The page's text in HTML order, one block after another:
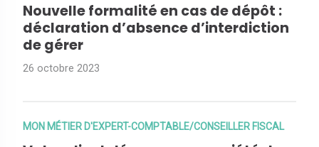
Nouvelle formalité en cas de dépôt :
déclaration d’absence d’interdiction
de gérer
26 octobre 2023
MON MÉTIER D'EXPERT-COMPTABLE/CONSEILLER FISCAL